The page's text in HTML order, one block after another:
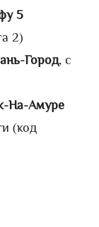
5
2)
Город, с
На-Амуре
(код